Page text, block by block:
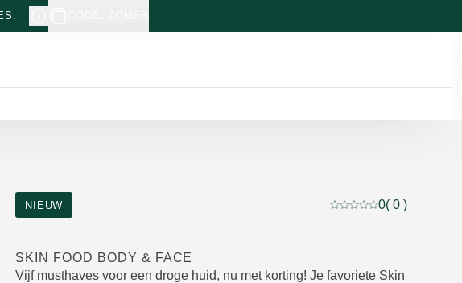
NIEUW
Beoordeling: 0 van 5
0( 0 )
SKIN FOOD BODY & FACE
Vijf musthaves voor een droge huid, nu met korting! Je favoriete Skin